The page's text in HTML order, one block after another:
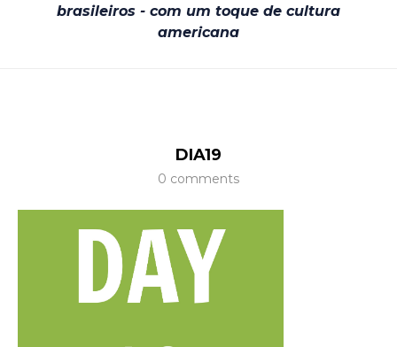
brasileiros - com um toque de cultura
americana
DIA19
0 comments